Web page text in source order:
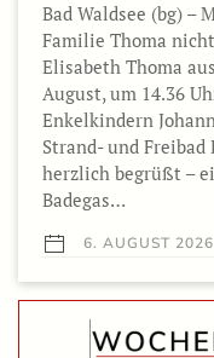
Bad Waldsee (bg) –
Familie Thoma
Elisabeth Thoma
August, um 14.36
Enkelkindern
Strand- und Freibad
herzlich begrüßt –
Badegas…
6. AUGUST 2026